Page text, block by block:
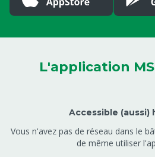
L'application
Accessible (aussi)
Vous n'avez pas de réseau dans le
de même utiliser